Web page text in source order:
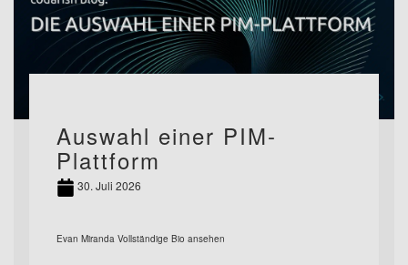
Auswahl einer PIM-
Plattform
30. Juli 2026
Evan Miranda Vollständige Bio ansehen